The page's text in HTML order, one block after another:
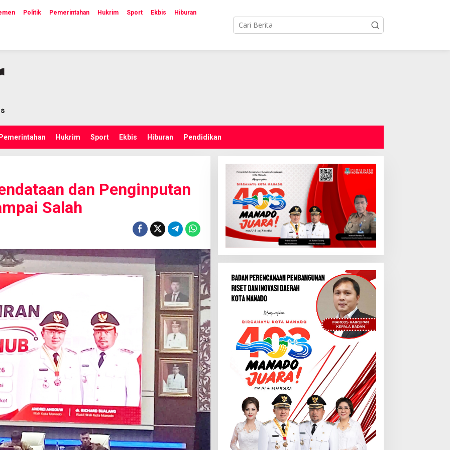
Politik Pemerintahan Hukrim Sport Ekbis Hiburan
Pemerintahan Hukrim Sport Ekbis Hiburan Pendidikan
dan Penginputan
Salah